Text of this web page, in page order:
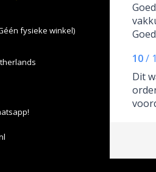
fysieke winkel)
10 /
Dit
erg